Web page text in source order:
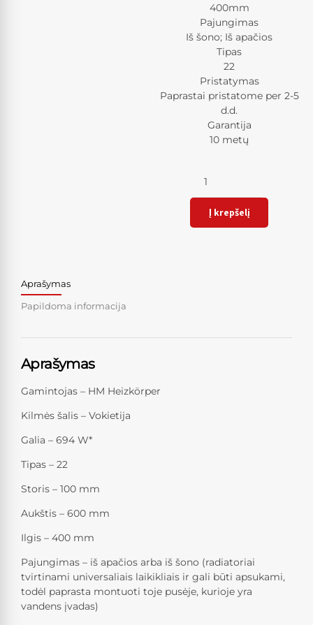
400mm
Pajungimas
Iš šono; Iš apačios
Tipas
22
Pristatymas
Paprastai pristatome per 2-5
d.d.
Garantija
10 metų
Į krepšelį
Aprašymas
Papildoma informacija
Aprašymas
Gamintojas – HM Heizkörper
Kilmės šalis – Vokietija
Galia – 694 W*
Tipas – 22
Storis – 100 mm
Aukštis – 600 mm
Ilgis – 400 mm
Pajungimas – iš apačios arba iš šono (radiatoriai
tvirtinami universaliais laikikliais ir gali būti apsukami,
todėl paprasta montuoti toje pusėje, kurioje yra
vandens įvadas)